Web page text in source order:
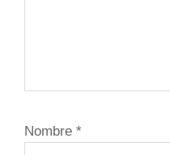
Nombre *